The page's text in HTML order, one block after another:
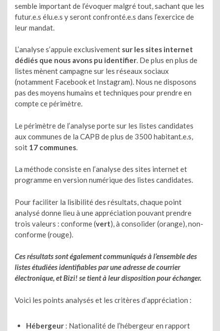
semble important de l’évoquer malgré tout, sachant que les
futur.e.s élu.e.s y seront confronté.e.s dans l’exercice de
leur mandat.
L’analyse s’appuie exclusivement sur les sites internet
dédiés que nous avons pu identifier. De plus en plus de
listes mènent campagne sur les réseaux sociaux
(notamment Facebook et Instagram). Nous ne disposons
pas des moyens humains et techniques pour prendre en
compte ce périmètre.
Le périmètre de l’analyse porte sur les listes candidates
aux communes de la CAPB de plus de 3500 habitant.e.s,
soit 17 communes
La méthode consiste en l’analyse des sites internet et
programme en version numérique des listes candidates.
Pour faciliter la lisibilité des résultats, chaque point
analysé donne lieu à une appréciation pouvant prendre
trois valeurs : conforme (vert), à consolider (orange), non-
conforme (rouge).
Ces résultats sont également communiqués à l’ensemble des
listes étudiées identifiables par une adresse de courrier
électronique, et Bizi! se tient à leur disposition pour échanger.
Voici les points analysés et les critères d’appréciation :
Hébergeur: Nationalité de l’hébergeur en rapport